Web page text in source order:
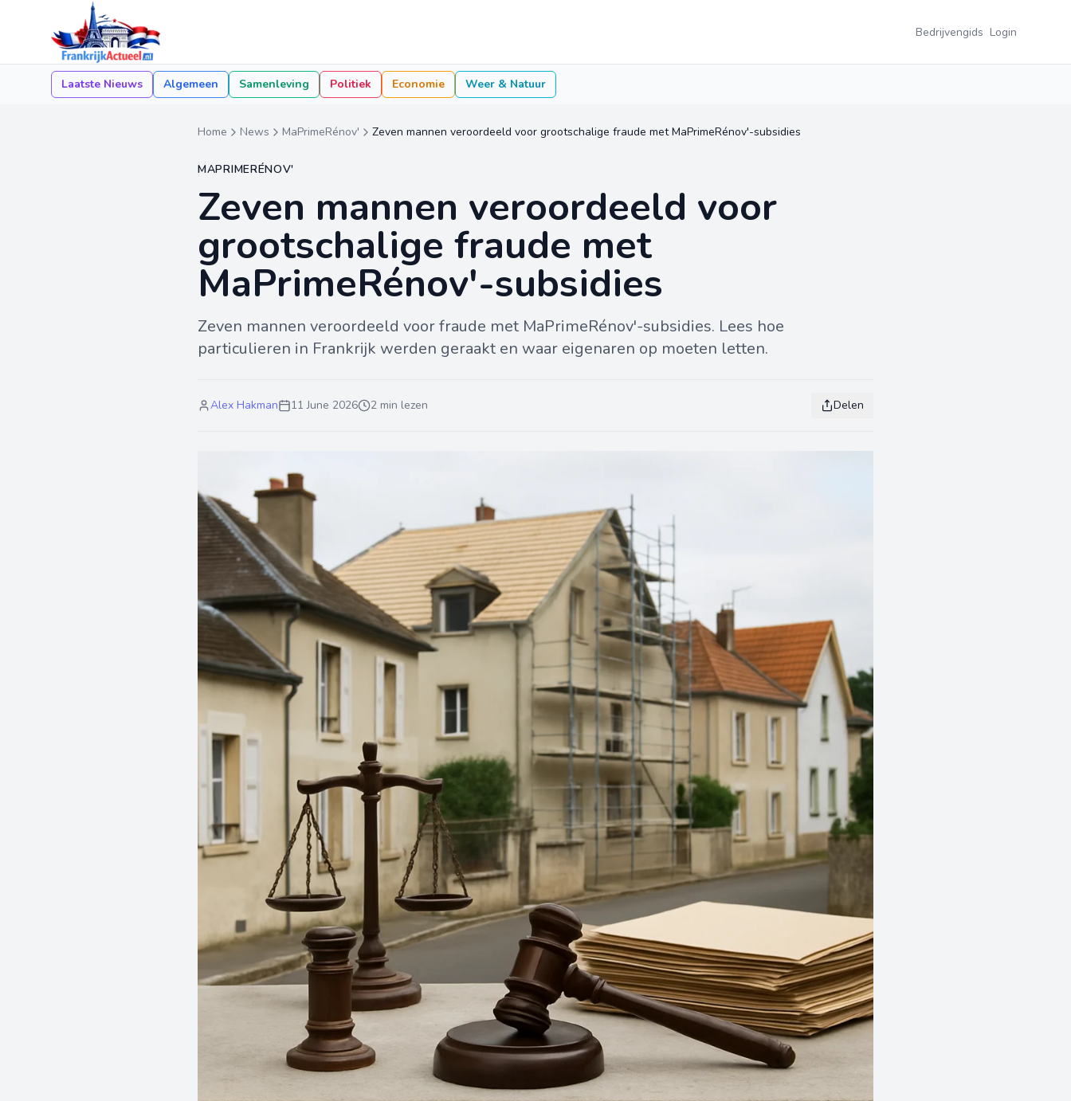
Bedrijvengids Login
Laatste Nieuws Algemeen Samenleving Politiek Economie Weer & Natuur
Home News MaPrimeRénov' Zeven mannen veroordeeld voor grootschalige fraude met MaPrimeRénov'-subsidies
MAPRIMERÉNOV'
Zeven mannen veroordeeld voor
grootschalige fraude met
MaPrimeRénov'-subsidies
Zeven mannen veroordeeld voor fraude met MaPrimeRénov'-subsidies. Lees hoe
particulieren in Frankrijk werden geraakt en waar eigenaren op moeten letten.
Alex Hakman 11 June 2026 2 min lezen Delen